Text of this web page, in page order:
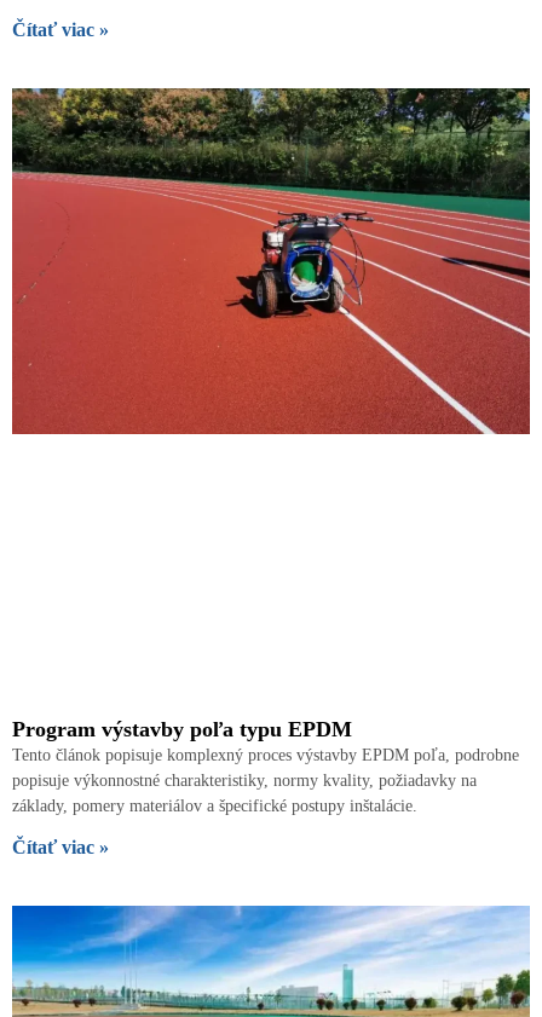
Čítať viac »
Program výstavby poľa typu EPDM
Tento článok popisuje komplexný proces výstavby EPDM poľa, podrobne
popisuje výkonnostné charakteristiky, normy kvality, požiadavky na
základy, pomery materiálov a špecifické postupy inštalácie.
Čítať viac »